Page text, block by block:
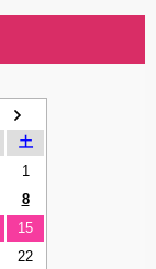
土
1
8
15
22